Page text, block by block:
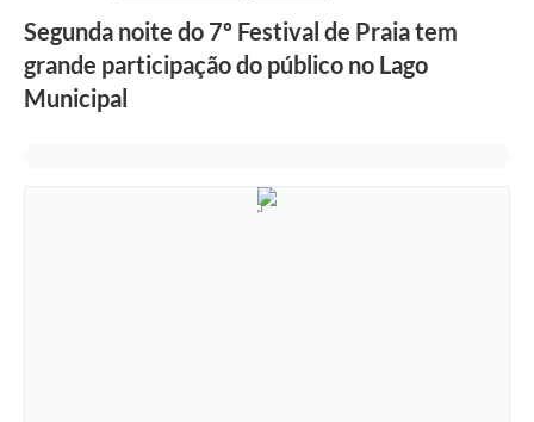
Segunda noite do 7º Festival de Praia tem
grande participação do público no Lago
Municipal